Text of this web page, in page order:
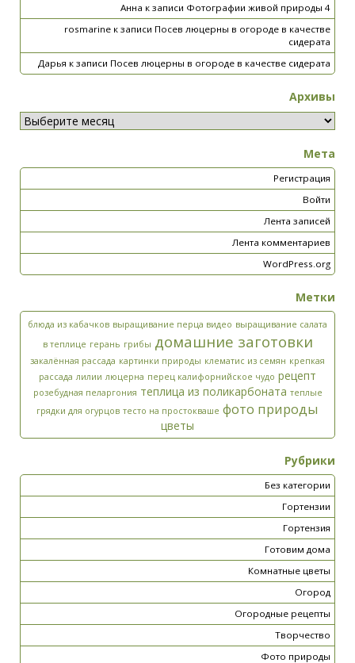
Анна к записи Фотографии живой природы 4
rosmarine к записи Посев люцерны в огороде в качестве
сидерата
Дарья к записи Посев люцерны в огороде в качестве сидерата
Архивы
Мета
Регистрация
Войти
Лента записей
Лента комментариев
WordPress.org
Метки
блюда из кабачков выращивание перца видео выращивание салата
в теплице герань грибы домашние заготовки
закалённая рассада картинки природы клематис из семян крепкая
рассада лилии люцерна перец калифорнийское чудо рецепт
розебудная пеларгония теплица из поликарбоната теплые
грядки для огурцов тесто на простокваше фото природы
цветы
Рубрики
Без категории
Гортензии
Гортензия
Готовим дома
Комнатные цветы
Огород
Огородные рецепты
Творчество
Фото природы